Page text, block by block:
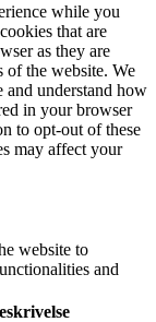
while you
that are
as they are
of the website. We
and understand how
in your browser
to opt-out of these
may affect your
website to
and